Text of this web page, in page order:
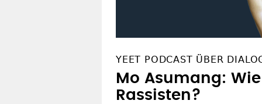
YEET PODCAST ÜBER
Mo Asumang:
Rassisten?